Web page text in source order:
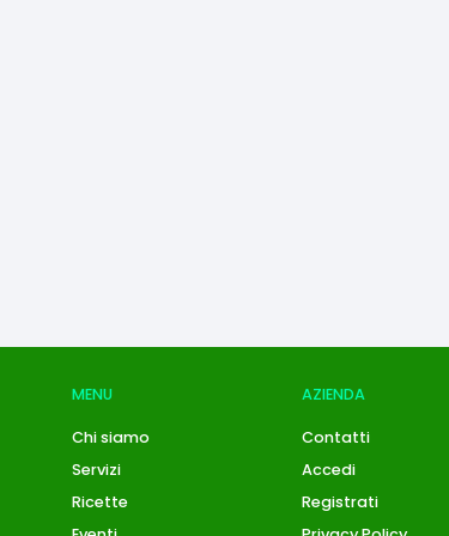
MENU
Chi siamo
Servizi
Ricette
AZIENDA
Contatti
Accedi
Registrati